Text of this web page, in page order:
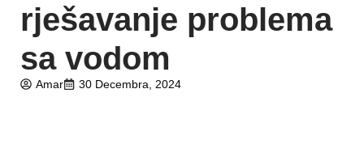
rješavanje problema
sa vodom
Amar 30 Decembra, 2024